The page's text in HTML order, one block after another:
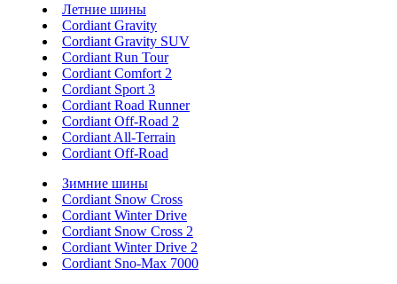
Летние шины
Cordiant Gravity
Cordiant Gravity SUV
Cordiant Run Tour
Cordiant Comfort 2
Cordiant Sport 3
Cordiant Road Runner
Cordiant Off-Road 2
Cordiant All-Terrain
Cordiant Off-Road
Зимние шины
Cordiant Snow Cross
Cordiant Winter Drive
Cordiant Snow Cross 2
Cordiant Winter Drive 2
Cordiant Sno-Max 7000